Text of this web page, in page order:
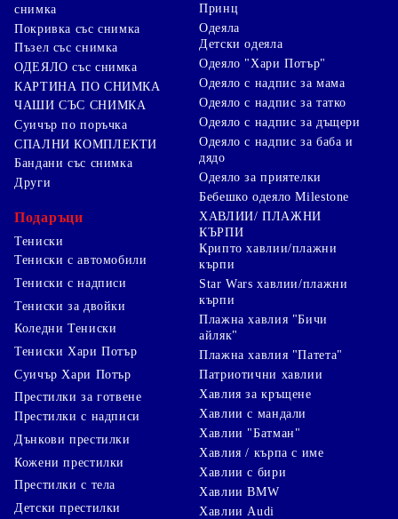
снимка
Покривка със снимка
Пъзел със снимка
ОДЕЯЛО със снимка
КАРТИНА ПО СНИМКА
ЧАШИ СЪС СНИМКА
Суичър по поръчка
СПАЛНИ КОМПЛЕКТИ
Бандани със снимка
Други
Подаръци
Тениски
Тениски с автомобили
Тениски с надписи
Тениски за двойки
Коледни Тениски
Тениски Хари Потър
Суичър Хари Потър
Престилки за готвене
Престилки с надписи
Дънкови престилки
Кожени престилки
Престилки с тела
Детски престилки
Принц
Одеяла
Детски одеяла
Одеяло "Хари Потър"
Одеяло с надпис за мама
Одеяло с надпис за татко
Одеяло с надпис за дъщери
Одеяло с надпис за баба и
дядо
Одеяло за приятелки
Бебешко одеяло Milestone
ХАВЛИИ/ ПЛАЖНИ
КЪРПИ
Крипто хавлии/плажни
кърпи
Star Wars хавлии/плажни
кърпи
Плажна хавлия "Бичи
айляк"
Плажна хавлия "Патета"
Патриотични хавлии
Хавлия за кръщене
Хавлии с мандали
Хавлии "Батман"
Хавлия / кърпа с име
Хавлии с бири
Хавлии BMW
Хавлии Audi